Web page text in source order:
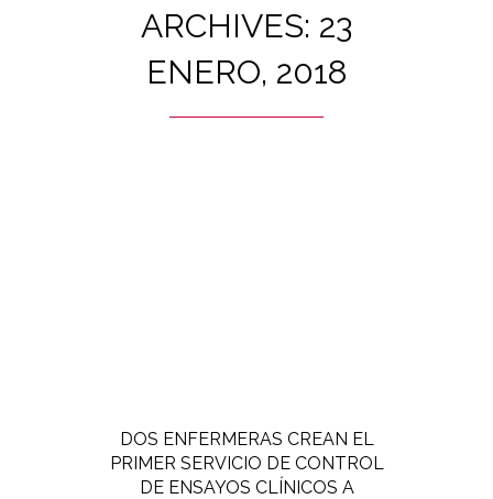
ARCHIVES: 23
ENERO, 2018
DOS ENFERMERAS CREAN EL
PRIMER SERVICIO DE CONTROL
DE ENSAYOS CLÍNICOS A